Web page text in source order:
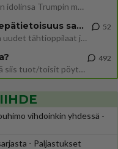
Näin tekisi ainakin Rydman seuratessaan idolinsa Trumpin mallia https://www.is.fi/politiikka/art-2000012187244.html
Uuden TTK-juontajan ympärillä epätietoisuus sakenee - Nyt MTV hämmentää soppaa
TTK tulee taas tänä syksynä. Ohjelman uudet tähtioppilaat julkistetaan torstaina 6. elokuuta klo 14 alkavassa lehdistö
52
Siinäpä se kysymys on otsikossa. Mitäpä siis tuot/toisit pöytään parisuhteessa? Oletko mies vai nainen? Koetko sen mitä
492
vihdoinkin yhdessä -
- Paljastukset